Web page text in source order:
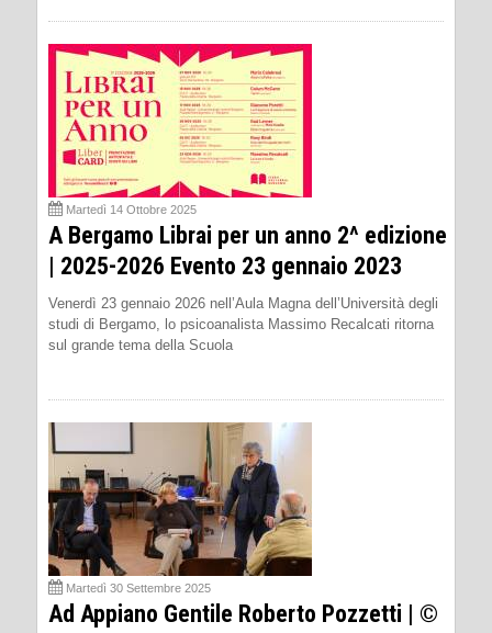
Martedì 14 Ottobre 2025
A Bergamo Librai per un anno 2^ edizione
| 2025-2026 Evento 23 gennaio 2023
Venerdì 23 gennaio 2026 nell’Aula Magna dell’Università degli
studi di Bergamo, lo psicoanalista Massimo Recalcati ritorna
sul grande tema della Scuola
Martedì 30 Settembre 2025
Ad Appiano Gentile Roberto Pozzetti | ©